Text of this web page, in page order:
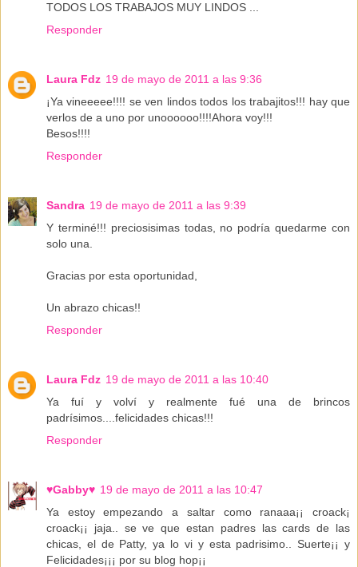
TODOS LOS TRABAJOS MUY LINDOS ...
Responder
Laura Fdz 19 de mayo de 2011 a las 9:36
¡Ya vineeeee!!!! se ven lindos todos los trabajitos!!! hay que
verlos de a uno por unoooooo!!!!Ahora voy!!!
Besos!!!!
Responder
Sandra 19 de mayo de 2011 a las 9:39
Y terminé!!! preciosisimas todas, no podría quedarme con
solo una.
Gracias por esta oportunidad,
Un abrazo chicas!!
Responder
Laura Fdz 19 de mayo de 2011 a las 10:40
Ya fuí y volví y realmente fué una de brincos
padrísimos....felicidades chicas!!!
Responder
♥Gabby♥ 19 de mayo de 2011 a las 10:47
Ya estoy empezando a saltar como ranaaa¡¡ croack¡
croack¡¡ jaja.. se ve que estan padres las cards de las
chicas, el de Patty, ya lo vi y esta padrisimo.. Suerte¡¡ y
Felicidades¡¡¡ por su blog hop¡¡